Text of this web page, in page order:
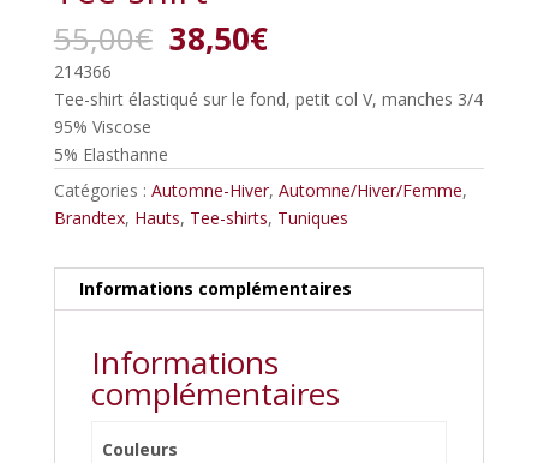
55,00€ Le
prix
initial
était :
38,50€Le
prix
actuel
est :
214366
Tee-shirt élastiqué sur le fond, petit col V, manches 3/4
95% Viscose
5% Elasthanne
Catégories : Automne-Hiver, Automne/Hiver/Femme,
Brandtex, Hauts, Tee-shirts, Tuniques
Informations complémentaires
Informations
complémentaires
Couleurs